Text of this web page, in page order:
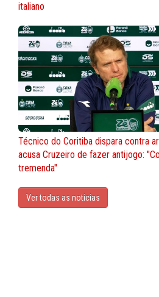
italiano
Técnico do Coritiba dispara contra
acusa Cruzeiro de fazer antijogo:
tremenda"
Ver todas as noticias